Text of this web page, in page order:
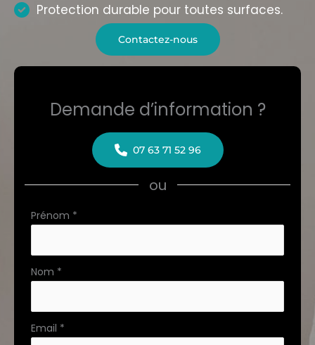
Protection durable pour toutes surfaces.
Contactez-nous
Demande d’information ?
07 63 71 52 96
ou
Formulaire
téléphone
Prénom *
Nom *
Email *